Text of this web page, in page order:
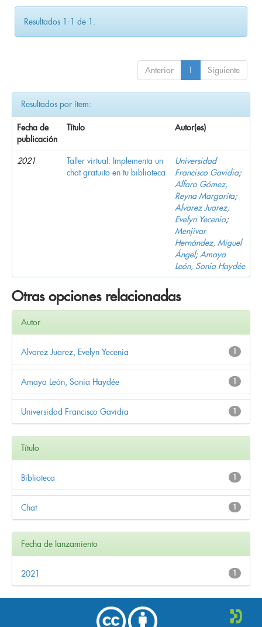
Resultados 1-1 de 1.
Anterior 1 Siguiente
Resultados por ítem:
Fecha de
publicación
Título Autor(es)
2021
Taller virtual: Implementa un
chat gratuito en tu biblioteca
Universidad
Francisco Gavidia;
Alfaro Gómez,
Reyna Margarita;
Alvarez Juarez,
Evelyn Yecenia;
Menjivar
Hernández, Miguel
Ángel; Amaya
León, Sonia Haydée
Otras opciones relacionadas
Autor
1
Alvarez Juarez, Evelyn Yecenia
1
Amaya León, Sonia Haydée
1
Universidad Francisco Gavidia
Título
1
Biblioteca
1
Chat
Fecha de lanzamiento
1
2021